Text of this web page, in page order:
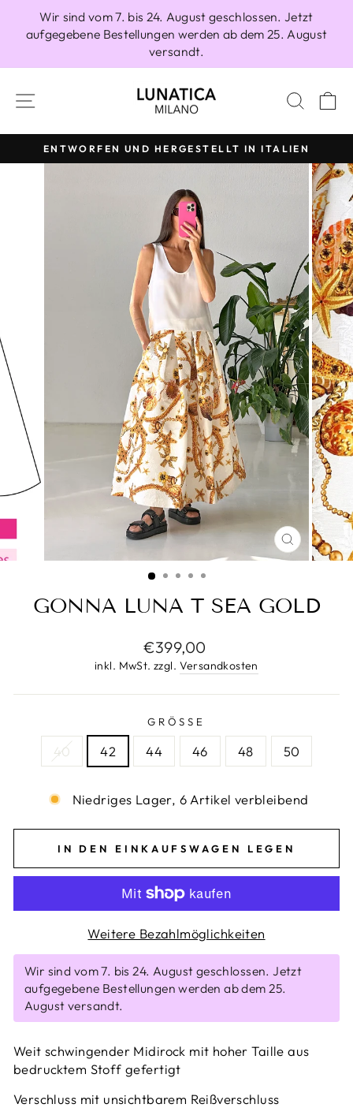
Inhalt
Wir sind vom 7. bis 24. August geschlossen. Jetzt
aufgegebene Bestellungen werden ab dem 25. August
versandt.
SEITENNAVIGATION
Pause
Diashow
ENTWORFEN UND HERGESTELLT IN ITALIEN
ESC)
GONNA LUNA T SEA GOLD
Normaler
Preis
€399,00
inkl. MwSt. zzgl. Versandkosten
GRÖSSE
40 42 44 46 48 50
Niedriges Lager, 6 Artikel verbleibend
IN DEN EINKAUFSWAGEN LEGEN
Weitere Bezahlmöglichkeiten
Wir sind vom 7. bis 24. August geschlossen. Jetzt
aufgegebene Bestellungen werden ab dem 25.
August versandt.
Weit schwingender Midirock mit hoher Taille aus
bedrucktem Stoff gefertigt
Verschluss mit unsichtbarem Reißverschluss